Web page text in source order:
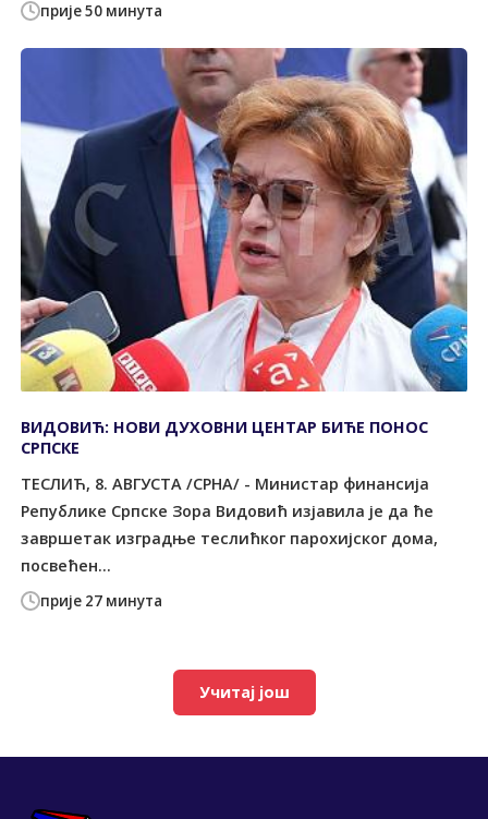
прије 50 минута
прије 27 минута
ВИДОВИЋ: НОВИ ДУХОВНИ ЦЕНТАР БИЋЕ ПОНОС
СРПСКЕ
ТЕСЛИЋ, 8. АВГУСТА /СРНА/ - Министар финансија
Републике Српске Зора Видовић изјавила је да ће
завршетак изградње теслићког парохијског дома,
посвећен...
Учитај још